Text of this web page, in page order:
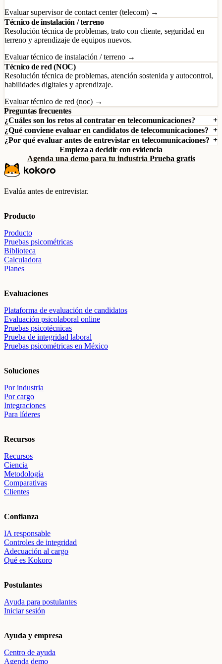
Evaluar supervisor de contact center (telecom) →
Técnico de instalación / terreno
Resolución técnica de problemas, trato con cliente, seguridad en
terreno y aprendizaje de equipos nuevos.
Evaluar técnico de instalación / terreno →
Técnico de red (NOC)
Resolución técnica de problemas, atención sostenida y autocontrol,
habilidades digitales y aprendizaje.
Evaluar técnico de red (noc) →
Preguntas frecuentes
¿Cuáles son los retos al contratar en telecomunicaciones?
¿Qué conviene evaluar en candidatos de telecomunicaciones?
¿Por qué evaluar antes de entrevistar en telecomunicaciones?
Empieza a decidir con evidencia
Agenda una demo para tu industria Prueba gratis
Evalúa antes de entrevistar.
Producto
Producto
Pruebas psicométricas
Biblioteca
Calculadora
Planes
Evaluaciones
Plataforma de evaluación de candidatos
Evaluación psicolaboral online
Pruebas psicotécnicas
Prueba de integridad laboral
Pruebas psicométricas en México
Soluciones
Por industria
Por cargo
Integraciones
Para líderes
Recursos
Recursos
Ciencia
Metodología
Comparativas
Clientes
Confianza
IA responsable
Controles de integridad
Adecuación al cargo
Qué es Kokoro
Postulantes
Ayuda para postulantes
Iniciar sesión
Ayuda y empresa
Centro de ayuda
Agenda demo